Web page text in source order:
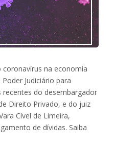
na economia
Judiciário para
do desembargador
Direito Privado, e do juiz
Cível de Limeira,
de dívidas. Saiba